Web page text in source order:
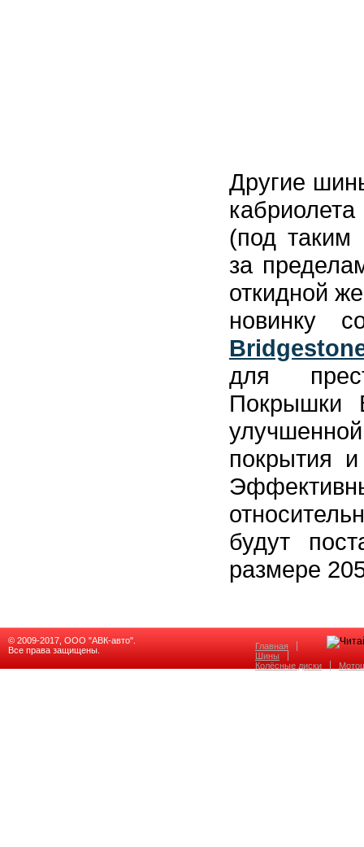
Другие
(под таким
за
откидной
новинку
для
Покрышки
покрытия
будут
размере
© 2009-2017, ООО "АВК-авто".
Все права защищены.
Главная
Шины
Колёсные диски